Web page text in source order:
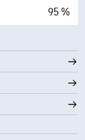
95 %
0 (Темно)
98 %
0.01 дюйм.